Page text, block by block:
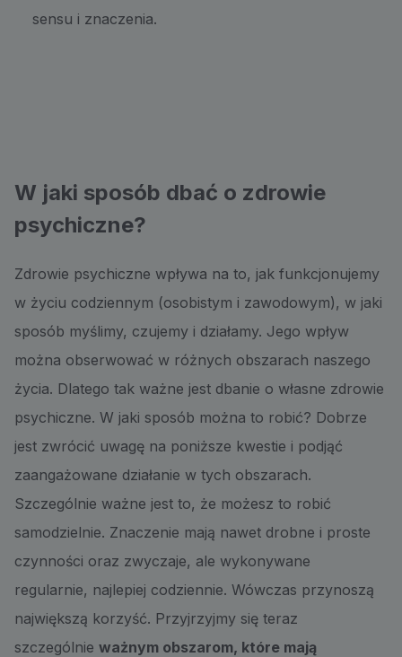
sensu i znaczenia.
W jaki sposób dbać o zdrowie
psychiczne?
Zdrowie psychiczne wpływa na to, jak funkcjonujemy
w życiu codziennym (osobistym i zawodowym), w jaki
sposób myślimy, czujemy i działamy. Jego wpływ
można obserwować w różnych obszarach naszego
życia. Dlatego tak ważne jest dbanie o własne zdrowie
psychiczne. W jaki sposób można to robić? Dobrze
jest zwrócić uwagę na poniższe kwestie i podjąć
zaangażowane działanie w tych obszarach.
Szczególnie ważne jest to, że możesz to robić
samodzielnie. Znaczenie mają nawet drobne i proste
czynności oraz zwyczaje, ale wykonywane
regularnie, najlepiej codziennie. Wówczas przynoszą
największą korzyść. Przyjrzyjmy się teraz
szczególnie ważnym obszarom, które mają